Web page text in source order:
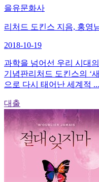
을유문화사
리처드 도킨스 지음, 홍영
2018-10-19
과학을 넘어선 우리 시대
기념판리처드 도킨스의 ‘
으로 다시 태어난 세계적 ...
대출